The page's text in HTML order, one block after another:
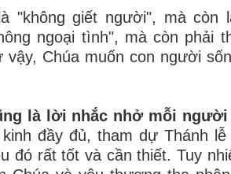
"không giết người", mà còn
ngoại tình", mà còn phải
vậy, Chúa muốn con người
là lời nhắc nhở mỗi người
đầy đủ, tham dự Thánh
đó rất tốt và cần thiết. Tuy